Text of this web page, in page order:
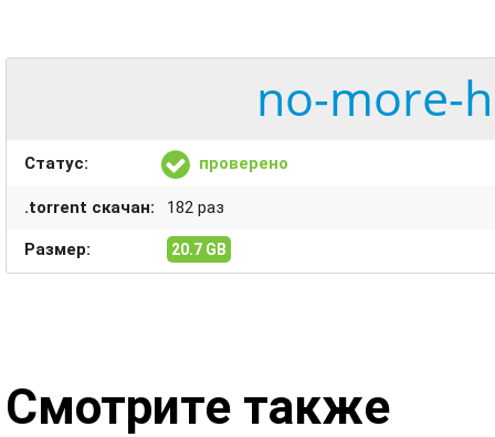
no-more-
Статус: проверено
.torrent скачан: 182 раз
Размер: 20.7 GB
Смотрите также